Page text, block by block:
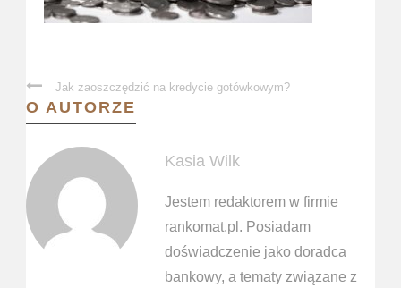
Jak zaoszczędzić na kredycie gotówkowym?
O AUTORZE
Kasia Wilk
Jestem redaktorem w firmie
rankomat.pl. Posiadam
doświadczenie jako doradca
bankowy, a tematy związane z